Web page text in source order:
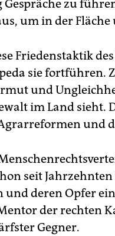
zu
um in der
Friedenstaktik
sie fortführen.
und
im Land sieht.
und
seit
und deren Opfer
der rechten
Gegner.